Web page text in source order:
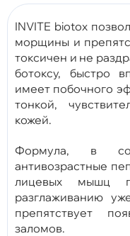
INVITE biotox
морщины и
токсичен и не
ботоксу, быстро
имеет побочного
тонкой,
кожей.
Формула, в
антивозрастные
лицевых мышц
разглаживанию
препятствует
заломов.